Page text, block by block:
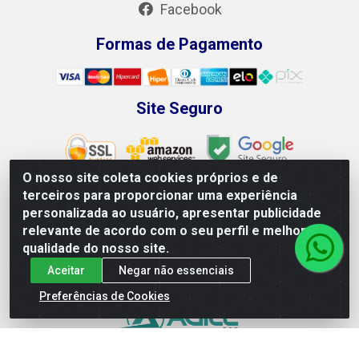
O nosso site coleta cookies próprios e de
terceiros para proporcionar uma experiência
personalizada ao usuário, apresentar publicidade
relevante de acordo com o seu perfil e melhorar a
qualidade do nosso site.
Aceitar
Negar não essenciais
Preferências de Cookies
Facebook
Formas de Pagamento
Site Seguro
Leão Equipamentos e Ferramentas LTDA - Rodovia BR 428,
100 - Loteamento Recife, Petrolina/PE - CEP 56.320-746 -
CNPJ 04.265.871/0001-98